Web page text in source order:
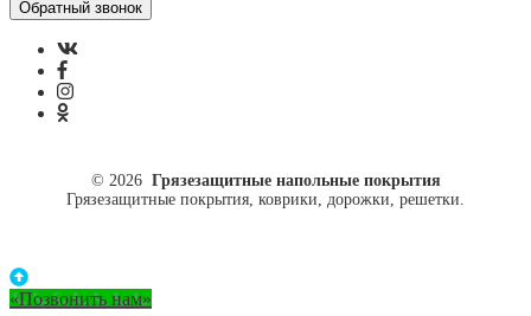
© 2026 Грязезащитные напольные покрытия
Грязезащитные покрытия, коврики, дорожки, решетки.
«Позвонить нам»